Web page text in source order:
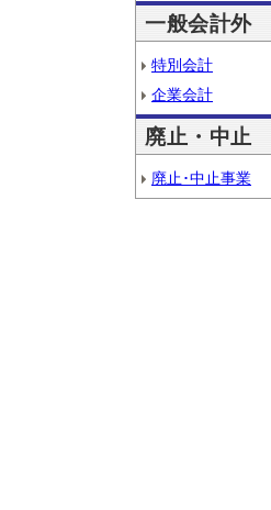
一般会計外
特別会計
企業会計
廃止・中止
廃止･中止事業